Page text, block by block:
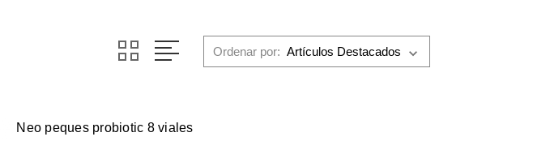
Ordenar por:
Neo peques probiotic 8 viales